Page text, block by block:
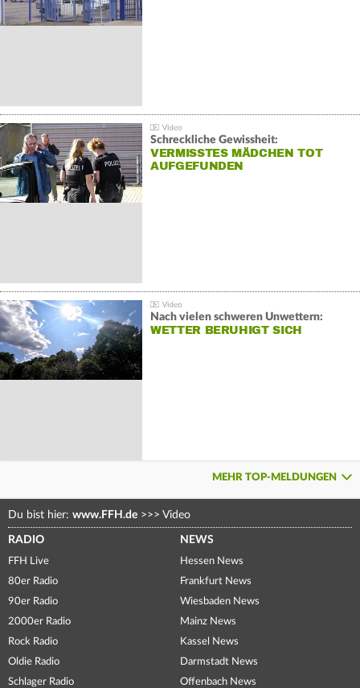
Schreckliche Gewissheit:
VERMISSTES MÄDCHEN TOT
AUFGEFUNDEN
Nach vielen schweren Unwettern:
WETTER BERUHIGT SICH
MEHR TOP-MELDUNGEN
Du bist hier: www.FFH.de >>> Video
RADIO
FFH Live
80er Radio
90er Radio
2000er Radio
Rock Radio
Oldie Radio
Schlager Radio
NEWS
Hessen News
Frankfurt News
Wiesbaden News
Mainz News
Kassel News
Darmstadt News
Offenbach News